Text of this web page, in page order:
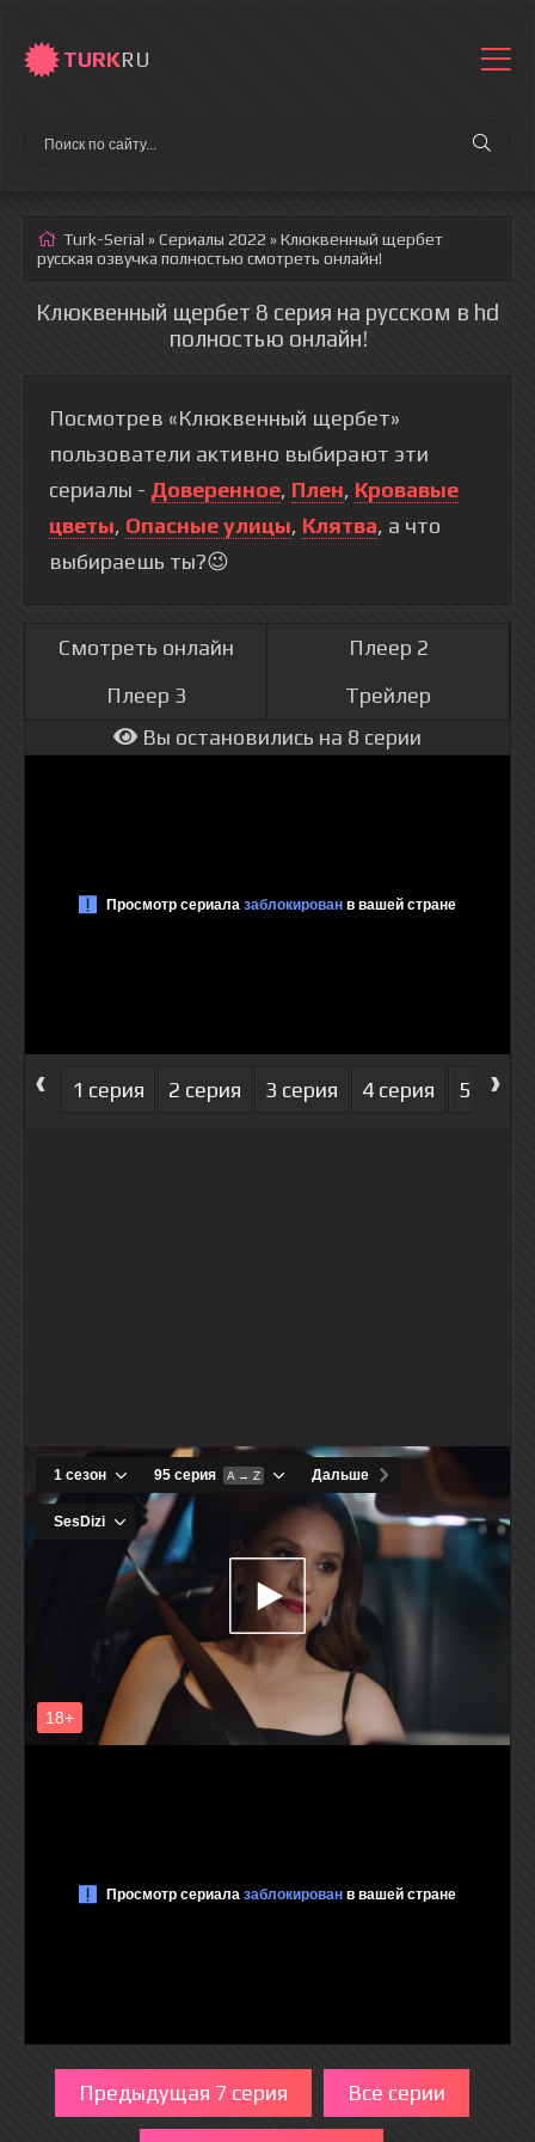
TURKRU
Turk-Serial »Сериалы 2022 » Клюквенный щербет
русская озвучка полностью смотреть онлайн!
Клюквенный щербет 8 серия на русском в hd
полностью онлайн!
Посмотрев «Клюквенный щербет»
пользователи активно выбирают эти
сериалы - Доверенное, Плен, Кровавые
цветы, Опасные улицы, Клятва, а что
выбираешь ты?😉
Смотреть онлайн
Плеер 2
Плеер 3
Трейлер
Вы остановились на 8 серии
‹ 1 серия 2 серия 3 серия 4 серия 5 серия
›
Предыдущая 7 серия Все серии